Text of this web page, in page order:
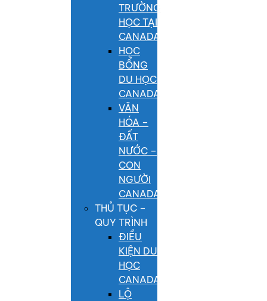
TRƯỜNG
HỌC TẠI
CANADA
HỌC
BỔNG
DU HỌC
CANADA
VĂN
HÓA –
ĐẤT
NƯỚC –
CON
NGƯỜI
CANADA
THỦ TỤC –
QUY TRÌNH
ĐIỀU
KIỆN DU
HỌC
CANADA
LỘ